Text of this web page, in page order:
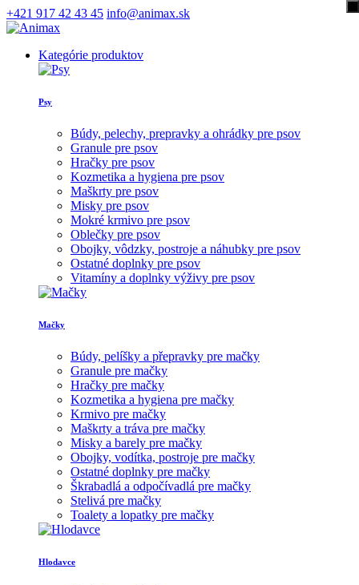
+421 917 42 43 45 info@animax.sk
Kategórie produktov
Psy
Búdy, pelechy, prepravky a ohrádky pre psov
Granule pre psov
Hračky pre psov
Kozmetika a hygiena pre psov
Maškrty pre psov
Misky pre psov
Mokré krmivo pre psov
Oblečky pre psov
Obojky, vôdzky, postroje a náhubky pre psov
Ostatné doplnky pre psov
Vitamíny a doplnky výživy pre psov
Mačky
Búdy, pelíšky a přepravky pre mačky
Granule pre mačky
Hračky pre mačky
Kozmetika a hygiena pre mačky
Krmivo pre mačky
Maškrty a tráva pre mačky
Misky a barely pre mačky
Obojky, vodítka, postroje pre mačky
Ostatné doplnky pre mačky
Škrabadlá a odpočívadlá pre mačky
Stelivá pre mačky
Toalety a lopatky pre mačky
Hlodavce